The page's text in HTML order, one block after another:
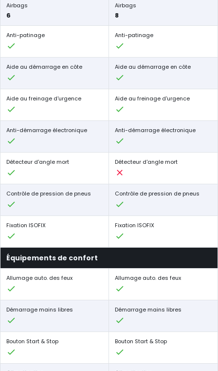
Airbags
6
Airbags
8
Anti-patinage Anti-patinage
Aide au démarrage en côte Aide au démarrage en côte
Aide au freinage d'urgence Aide au freinage d'urgence
Anti-démarrage électronique Anti-démarrage électronique
Détecteur d'angle mort Détecteur d'angle mort
Contrôle de pression de pneus Contrôle de pression de pneus
Fixation ISOFIX Fixation ISOFIX
Équipements de confort
Allumage auto. des feux Allumage auto. des feux
Démarrage mains libres Démarrage mains libres
Bouton Start & Stop Bouton Start & Stop